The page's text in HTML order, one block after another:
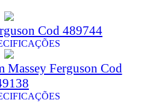
Cod 489744
Massey Ferguson Cod